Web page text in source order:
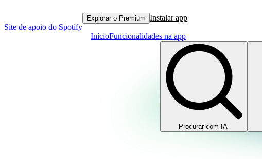
Site de apoio do Spotify
Explorar o Premium Instalar app
InícioFuncionalidades na app
Procurar com IA